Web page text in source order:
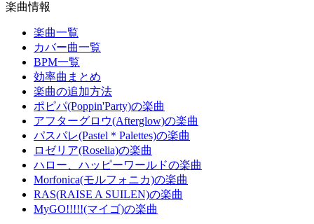
楽曲情報
楽曲一覧
カバー曲一覧
BPM一覧
効率曲まとめ
楽曲の追加方法
ポピパ(Poppin'Party)の楽曲
アフターグロウ(Afterglow)の楽曲
パスパレ(Pastel＊Palettes)の楽曲
ロゼリア(Roselia)の楽曲
ハロー、ハッピーワールドの楽曲
Morfonica(モルフォニカ)の楽曲
RAS(RAISE A SUILEN)の楽曲
MyGO!!!!!(マイゴ)の楽曲